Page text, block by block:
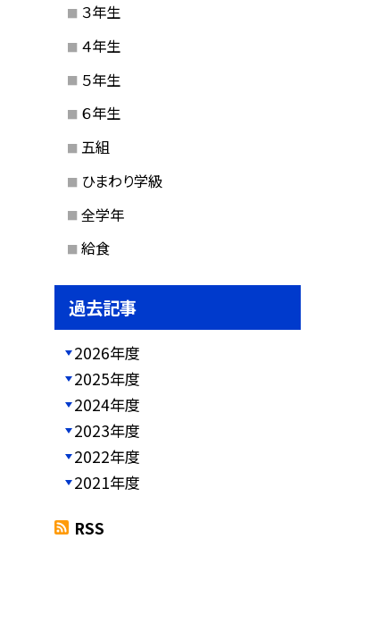
３年生
４年生
５年生
６年生
五組
ひまわり学級
全学年
給食
過去記事
2026年度
2025年度
2024年度
2023年度
2022年度
2021年度
RSS